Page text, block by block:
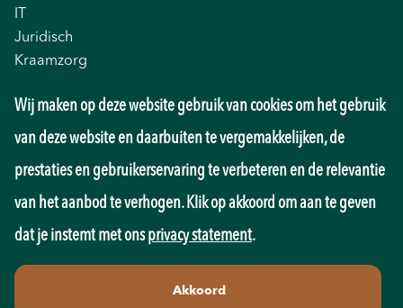
Juridisch
Kraamzorg
Management
Marketing
Overheid
Pedagogiek
Productie
Retail
Sales
Wij maken op deze website gebruik van cookies om het gebruik
van deze website en daarbuiten te vergemakkelijken, de
prestaties en gebruikerservaring te verbeteren en de relevantie
van het aanbod te verhogen. Klik op akkoord om aan te geven
dat je instemt met onsprivacy statement.
Akkoord